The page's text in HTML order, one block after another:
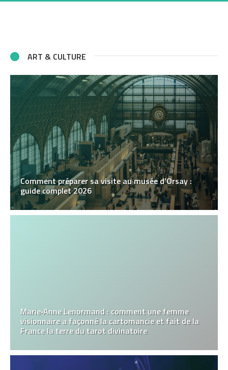
ART & CULTURE
Comment préparer sa visite au musée d’Orsay :
guide complet 2026
Marie‑Anne Lenormand : comment une femme
visionnaire a façonné la cartomancie et fait de la
France la terre du tarot divinatoire